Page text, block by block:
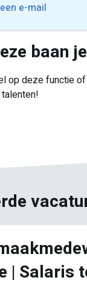
e-mail
baan
op deze functie
| Salaris